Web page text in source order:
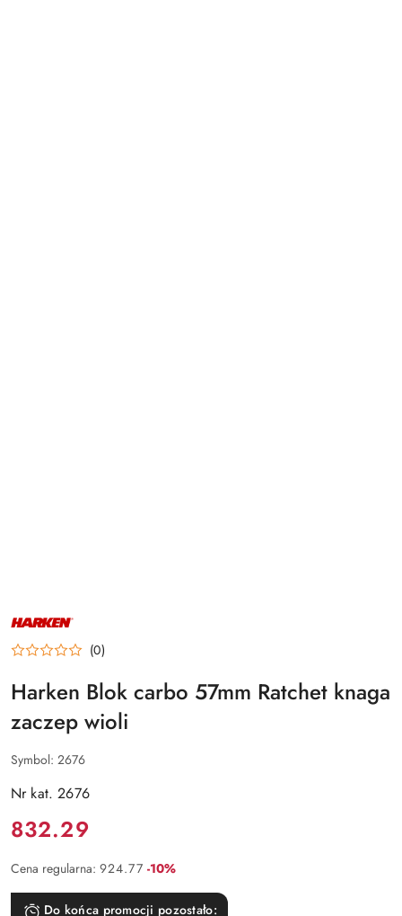
NAZWA
PRODUCENTA:
HARKEN (0)
Harken Blok carbo 57mm Ratchet knaga
zaczep wioli
Symbol: 2676
Nr kat. 2676
Cena:
832.29
Cena regularna: 924.77 Rabat:
-10%
Do końca promocji pozostało: